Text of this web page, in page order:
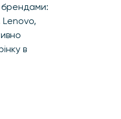
в